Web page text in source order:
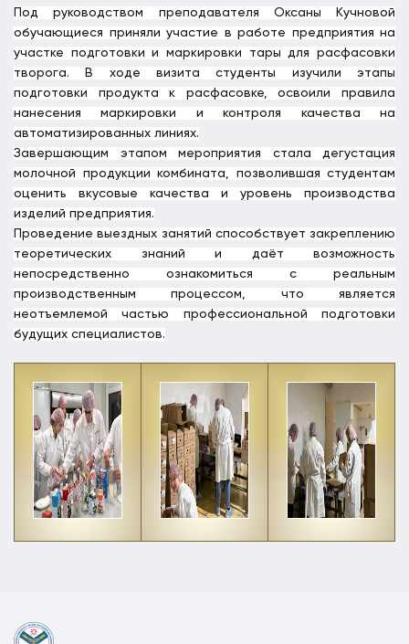
Под руководством преподавателя Оксаны Кучновой
обучающиеся приняли участие в работе предприятия на
участке подготовки и маркировки тары для расфасовки
творога. В ходе визита студенты изучили этапы
подготовки продукта к расфасовке, освоили правила
нанесения маркировки и контроля качества на
автоматизированных линиях.
Завершающим этапом мероприятия стала дегустация
молочной продукции комбината, позволившая студентам
оценить вкусовые качества и уровень производства
изделий предприятия.
Проведение выездных занятий способствует закреплению
теоретических знаний и даёт возможность
непосредственно ознакомиться с реальным
производственным процессом, что является
неотъемлемой частью профессиональной подготовки
будущих специалистов.